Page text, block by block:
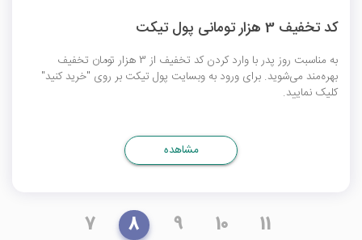
کد تخفیف 3 هزار تومانی پول تیکت
به مناسبت روز پدر با وارد کردن کد تخفیف از 3 هزار تومان تخفیف
بهره‌مند می‌شوید. برای ورود به وبسایت پول تیکت بر روی "خرید کنید"
کلیک نمایید.
مشاهده
7 8 9 10 11